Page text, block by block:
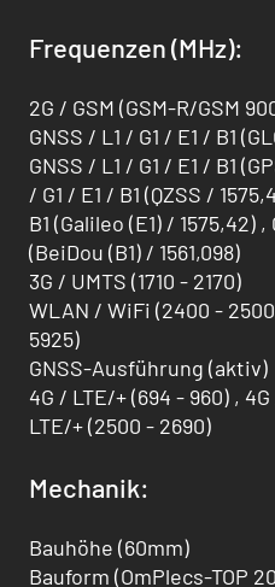
Frequenzen (MHz):
2G / GSM (GSM-R/GSM
GNSS / L1 / G1 / E1 / B1
GNSS / L1 / G1 / E1 / B1
/ G1 / E1 / B1 (QZSS /
B1 (Galileo (E1) / 1575,42) ,
(BeiDou (B1) / 1561,098)
3G / UMTS (1710 - 2170)
WLAN / WiFi (2400 -
5925)
GNSS-Ausführung (aktiv)
4G / LTE/+ (694 - 960) ,
LTE/+ (2500 - 2690)
Mechanik:
Bauhöhe (60mm)
Bauform (OmPlecs-TOP